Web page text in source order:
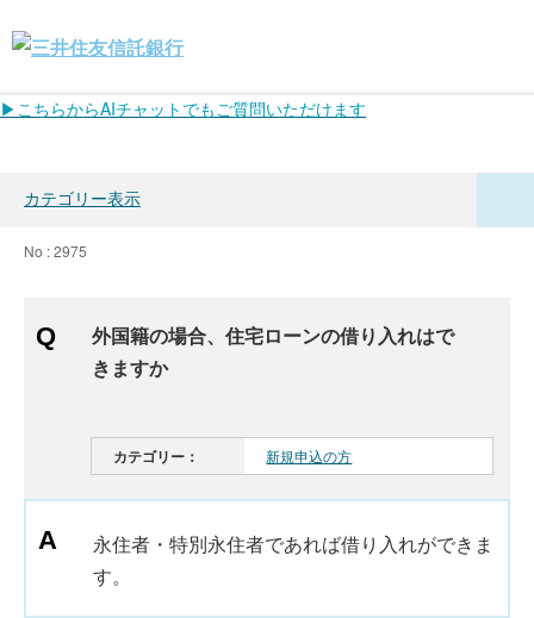
▶こちらからAIチャットでもご質問いただけます
カテゴリー表示
No : 2975
外国籍の場合、住宅ローンの借り入れはで
きますか
カテゴリー： 新規申込の方
永住者・特別永住者であれば借り入れができま
す。